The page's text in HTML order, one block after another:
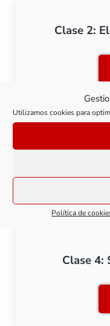
Utilizamos cookies para
Política de
Clase 2:
Clase 3:
Clase 4: